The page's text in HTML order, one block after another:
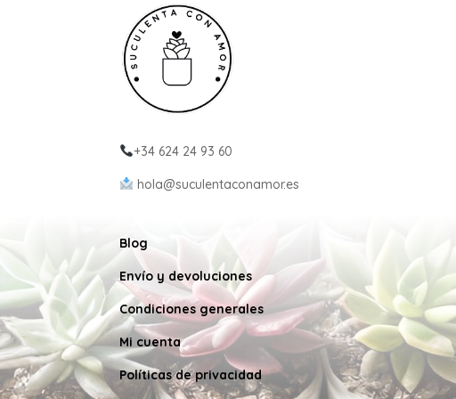
+34 624 24 93 60
hola@suculentaconamor.es
Blog
Envío y devoluciones
Condiciones generales
Mi cuenta
Políticas de privacidad